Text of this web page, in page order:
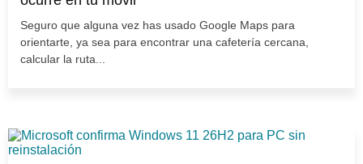
Seguro que alguna vez has usado Google Maps para
orientarte, ya sea para encontrar una cafetería cercana,
calcular la ruta...